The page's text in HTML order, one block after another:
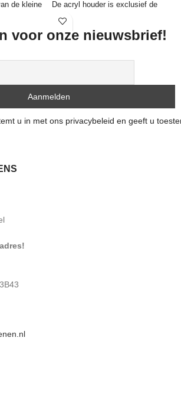
de kleine
x B 3,7 en
5,3 x B 5,3
Je ontvangt
De acryl houder is exclusief de
chrysocolla handsteen.
voor onze nieuwsbrief!
u in met ons privacybeleid en geeft u